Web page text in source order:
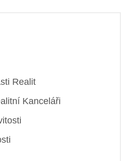
Realit
Kanceláři